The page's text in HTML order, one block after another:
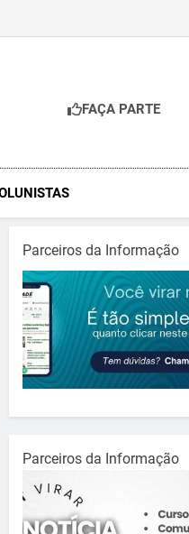
FAÇA PARTE
Parceiros da Informação
Parceiros da Informação